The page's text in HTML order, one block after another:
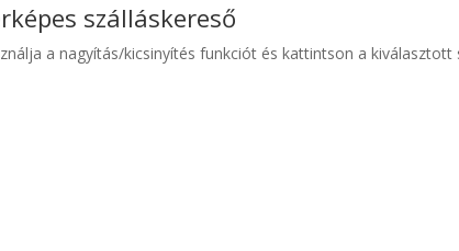
szálláskereső
a nagyítás/kicsinyítés funkciót és kattintson a kiválasztott